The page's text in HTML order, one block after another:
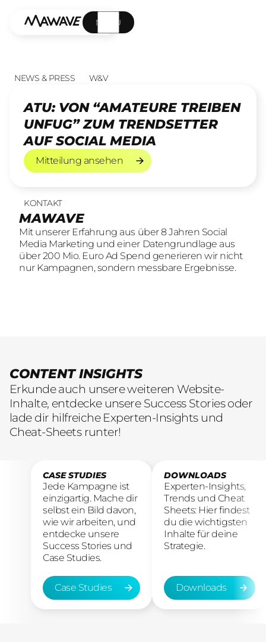
MENÜ
NEWS & PRESS W&V
ATU: VON “AMATEURE TREIBEN
UNFUG” ZUM TRENDSETTER
AUF SOCIAL MEDIA
Mitteilung ansehen
Mitteilung ansehen
KONTAKT
MAWAVE
Mit unserer Erfahrung aus über 8 Jahren Social
Media Marketing und einer Datengrundlage aus
über 200 Mio. Euro Ad Spend generieren wir nicht
nur Kampagnen, sondern messbare Ergebnisse.
UNSERE LEISTUNGEN
SOCIAL LEAD AGENTUR
Mit unserer Erfahrung aus über 8 Jahren Social
Media Marketing und einer Datengrundlage aus
über 200 Mio. Euro Ad Spend generieren wir nicht
nur Kampagnen, sondern messbare Ergebnisse.
23 offene Stellen
KOMM INS TEAM
Wir sind auf der Suche nach motivierten und
engagierten Menschen, die mit kreativen Ideen
und LeidenschaftConsumer Brands auf Social
übersetzen.
CONTENT INSIGHTS
Erkunde auch unsere weiteren Website-
Inhalte, entdecke unsere Success Stories oder
lade dir hilfreiche Experten-Insights und
Cheat-Sheets runter!
CASE STUDIES
Jede Kampagne ist
einzigartig. Mache dir
selbst ein Bild davon,
wie wir arbeiten, und
entdecke unsere
Success Stories und
Case Studies.
Case Studies
Case Studies
DOWNLOADS
Experten-Insights,
Trends und Cheat
Sheets: Hier findest
du die wichtigsten
Inhalte für deine
Strategie.
Downloads
Downloads